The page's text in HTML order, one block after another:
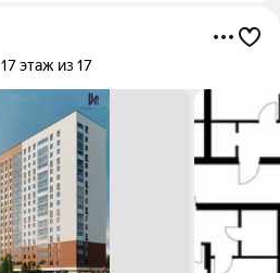
17 этаж из 17